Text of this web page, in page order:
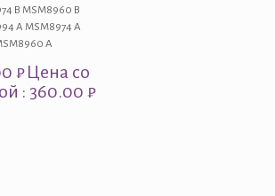
B MSM8960 B
A MSM8974 A
A
₽Цена со
: 360.00 ₽